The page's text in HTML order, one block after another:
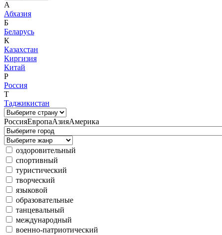
А
Абхазия
Б
Беларусь
К
Казахстан
Киргизия
Китай
Р
Россия
Т
Таджикистан
РоссияЕвропаАзияАмерика
оздоровительный
спортивный
туристический
творческий
языковой
образовательные
танцевальный
международный
военно-патриотический